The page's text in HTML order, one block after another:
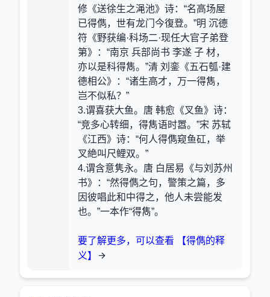
修《送徐生之渑池》诗：“名高场屋
已得儁，世有龙门今復登。”明 沉德
符《野获编·科场二·现任大官子弟登
第》：“南京 兵部尚书 李遂 子 材，
亦以是科得雋。”清 刘銮《五石瓠·建
德相公》：“诸生高才，万一得雋，
岂不似私？”
3.谓喜获大鱼。唐 韩愈《叉鱼》诗：
“竞多心转细，得雋语时嚣。”宋 苏轼
《江西》诗：“何人得儁窥鱼矼，举
叉絶叫尺鲤双。”
4.谓含意隽永。唐 白居易《与刘苏州
书》：“然得儁之句，警策之篇，多
因彼唱此和中得之，他人未尝能发
也。”一本作“得雋”。
要了解更多，可以查看 【得儁的释
义】